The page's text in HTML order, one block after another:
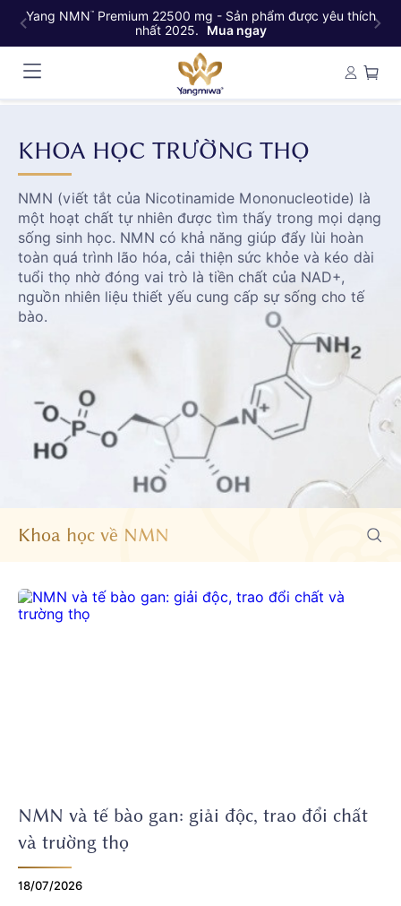
Yang NMN™Premium 22500 mg - Sản phẩm được yêu thích
nhất 2025.
Mua ngay
KHOA HỌC TRƯỜNG THỌ
NMN (viết tắt của Nicotinamide Mononucleotide) là
một hoạt chất tự nhiên được tìm thấy trong mọi dạng
sống sinh học. NMN có khả năng giúp đẩy lùi hoàn
toàn quá trình lão hóa, cải thiện sức khỏe và kéo dài
tuổi thọ nhờ đóng vai trò là tiền chất của NAD+,
nguồn nhiên liệu thiết yếu cung cấp sự sống cho tế
bào.
Khoa học về NMN
NMN và tế bào gan: giải độc, trao đổi chất
và trường thọ
18/07/2026